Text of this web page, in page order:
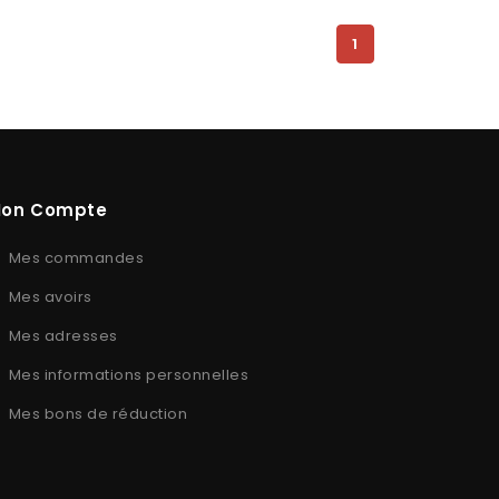
1
Compte
Mes commandes
Mes avoirs
Mes adresses
Mes informations personnelles
Mes bons de réduction